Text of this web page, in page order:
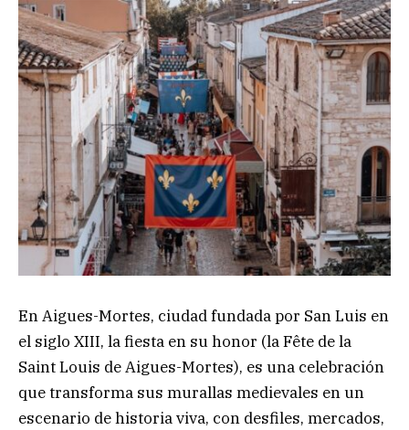
En Aigues-Mortes, ciudad fundada por San Luis en
el siglo XIII, la fiesta en su honor (la Fête de la
Saint Louis de Aigues-Mortes), es una celebración
que transforma sus murallas medievales en un
escenario de historia viva, con desfiles, mercados,